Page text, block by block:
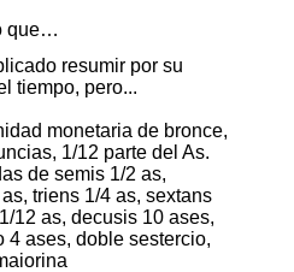
que…
resumir por su
tiempo, pero...
monetaria de bronce,
1/12 parte del As.
de semis 1/2 as,
triens 1/4 as, sextans
12 as, decusis 10 ases,
4 ases, doble sestercio,